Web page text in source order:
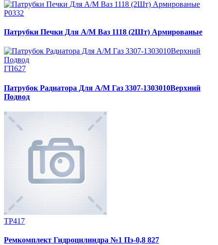
Р0332
Патрубки Печки Для А/М Ваз 1118 (2Шт) Армированые
ГП627
Патрубок Радиатора Для А/М Газ 3307-1303010Верхний
Подвод
ТР417
Ремкомплект Гидроцилиндра №1 Пэ-0,8 827